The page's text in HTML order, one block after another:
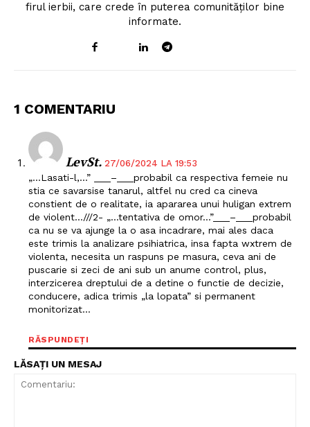
firul ierbii, care crede în puterea comunităților bine
informate.
1 COMENTARIU
LevSt. 27/06/2024 LA 19:53
„…Lasati-l,…” ___–___probabil ca respectiva femeie nu
stia ce savarsise tanarul, altfel nu cred ca cineva
constient de o realitate, ia apararea unui huligan extrem
de violent…///2- „…tentativa de omor…”___–___probabil
ca nu se va ajunge la o asa incadrare, mai ales daca
este trimis la analizare psihiatrica, insa fapta wxtrem de
violenta, necesita un raspuns pe masura, ceva ani de
puscarie si zeci de ani sub un anume control, plus,
interzicerea dreptului de a detine o functie de decizie,
conducere, adica trimis „la lopata” si permanent
monitorizat…
RĂSPUNDEȚI
LĂSAȚI UN MESAJ